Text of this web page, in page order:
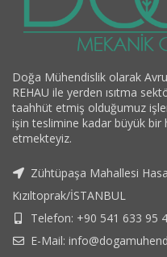
Doğa Mühendislik olarak
REHAU ile yerden ısıtma
taahhüt etmiş olduğumuz
işin teslimine kadar büyük
etmekteyiz.
Zühtüpaşa Mahallesi
Kızıltoprak/İSTANBUL
Telefon: +90 541 633 95
E-Mail: